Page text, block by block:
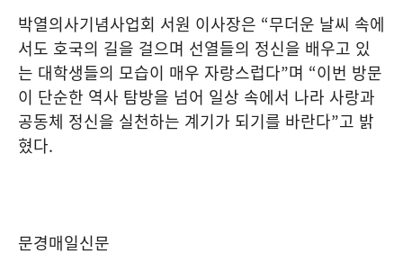
박열의사기념사업회 서원 이사장은 “무더운 날씨 속에
서도 호국의 길을 걸으며 선열들의 정신을 배우고 있
는 대학생들의 모습이 매우 자랑스럽다”며 “이번 방문
이 단순한 역사 탐방을 넘어 일상 속에서 나라 사랑과
공동체 정신을 실천하는 계기가 되기를 바란다”고 밝
혔다.
문경매일신문